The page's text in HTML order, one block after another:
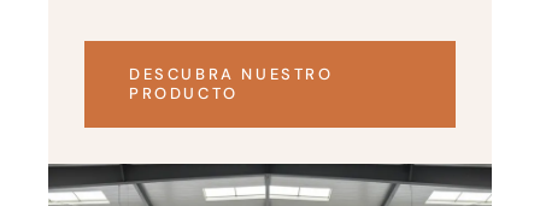
DESCUBRA NUESTRO
PRODUCTO